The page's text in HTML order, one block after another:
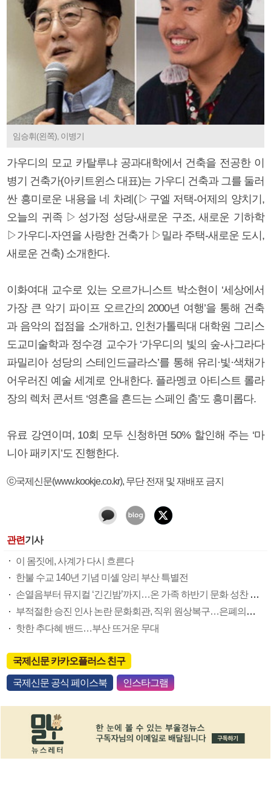
임승휘(왼쪽), 이병기
가우디의 모교 카탈루냐 공과대학에서 건축을 전공한 이
병기 건축가(아키트윈스 대표)는 가우디 건축과 그를 둘러
싼 흥미로운 내용을 네 차례(▷구엘 저택-어제의 양치기,
오늘의 귀족 ▷성가정 성당-새로운 구조, 새로운 기하학
▷가우디-자연을 사랑한 건축가 ▷밀라 주택-새로운 도시,
새로운 건축) 소개한다.
이화여대 교수로 있는 오르가니스트 박소현이 ‘세상에서
가장 큰 악기 파이프 오르간의 2000년 여행’을 통해 건축
과 음악의 접점을 소개하고, 인천가톨릭대 대학원 그리스
도교미술학과 정수경 교수가 ‘가우디의 빛의 숲-사그라다
파밀리아 성당의 스테인드글라스’를 통해 유리·빛·색채가
어우러진 예술 세계로 안내한다. 플라멩코 아티스트 롤라
장의 렉처 콘서트 ‘영혼을 흔드는 스페인 춤’도 흥미롭다.
유료 강연이며, 10회 모두 신청하면 50% 할인해 주는 ‘마
니아 패키지’도 진행한다.
ⓒ국제신문(www.kookje.co.kr), 무단 전재 및 재배포 금지
관련기사
이 몸짓에, 사계가 다시 흐른다
한불 수교 140년 기념 미셸 앙리 부산 특별전
손열음부터 뮤지컬 ‘긴긴밤’까지…온 가족 하반기 문화 성찬 즐겨요
부적절한 승진 인사 논란 문화회관, 직위 원상복구…은폐의혹 논란 불씨 여전
핫한 추다혜 밴드…부산 뜨거운 무대
국제신문 카카오플러스 친구
국제신문 공식 페이스북 인스타그램